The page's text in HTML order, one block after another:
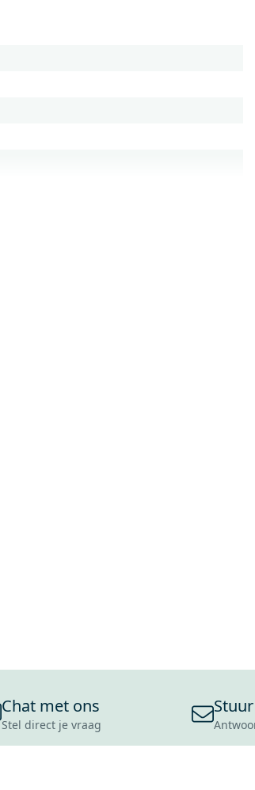
Chat met ons
Stel direct je vraag